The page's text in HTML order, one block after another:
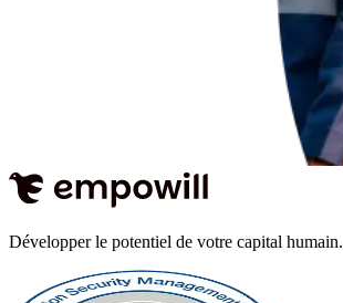
Développer le potentiel de votre capital humain.